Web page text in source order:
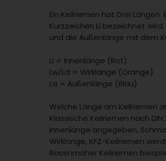
Ein Keilriemen hat Drei
Kurzzeichen Li bezeichnet
und die Außenlänge mit dem
Li = Innenlänge (Rot)
Lw/Ld = Wirklänge (Orange)
La = Außenlänge (Blau)
Welche Länge am Keilriemen
Klassische Keilriemen nach
Innenlänge angegeben,
Wirklänge, KFZ-Keilriemen
Rasenmäher Keilriemen